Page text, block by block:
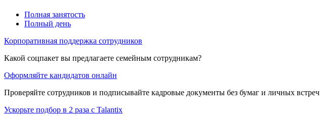
Полная занятость
Полный день
Корпоративная поддержка сотрудников
Какой соцпакет вы предлагаете семейным сотрудникам?
Оформляйте кандидатов онлайн
Проверяйте сотрудников и подписывайте кадровые документы без бумаг и личных встреч
Ускорьте подбор в 2 раза с Talantix